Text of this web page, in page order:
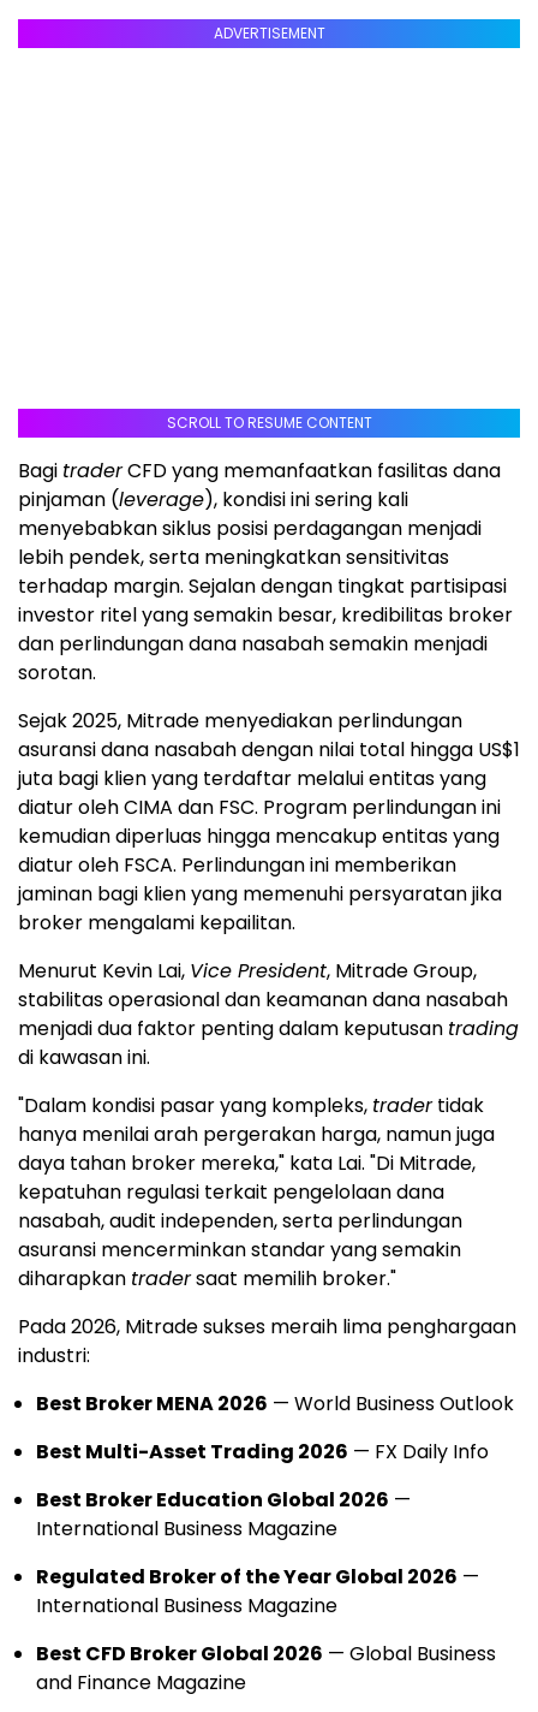
ADVERTISEMENT
SCROLL TO RESUME CONTENT
Bagi traderCFD yang memanfaatkan fasilitas dana
pinjaman (leverage), kondisi ini sering kali
menyebabkan siklus posisi perdagangan menjadi
lebih pendek, serta meningkatkan sensitivitas
terhadap margin. Sejalan dengan tingkat partisipasi
investor ritel yang semakin besar, kredibilitas broker
dan perlindungan dana nasabah semakin menjadi
sorotan.
Sejak 2025, Mitrade menyediakan perlindungan
asuransi dana nasabah dengan nilai total hingga US$1
juta bagi klien yang terdaftar melalui entitas yang
diatur oleh CIMA dan FSC. Program perlindungan ini
kemudian diperluas hingga mencakup entitas yang
diatur oleh FSCA. Perlindungan ini memberikan
jaminan bagi klien yang memenuhi persyaratan jika
broker mengalami kepailitan.
Menurut Kevin Lai, Vice President, Mitrade Group,
stabilitas operasional dan keamanan dana nasabah
menjadi dua faktor penting dalam keputusan trading
di kawasan ini.
"Dalam kondisi pasar yang kompleks, tradertidak
hanya menilai arah pergerakan harga, namun juga
daya tahan broker mereka," kata Lai. "Di Mitrade,
kepatuhan regulasi terkait pengelolaan dana
nasabah, audit independen, serta perlindungan
asuransi mencerminkan standar yang semakin
diharapkan tradersaat memilih broker."
Pada 2026, Mitrade sukses meraih lima penghargaan
industri:
Best Broker MENA 2026 — World Business Outlook
Best Multi-Asset Trading 2026 — FX Daily Info
Best Broker Education Global 2026 —
International Business Magazine
Regulated Broker of the Year Global 2026 —
International Business Magazine
Best CFD Broker Global 2026 — Global Business
and Finance Magazine